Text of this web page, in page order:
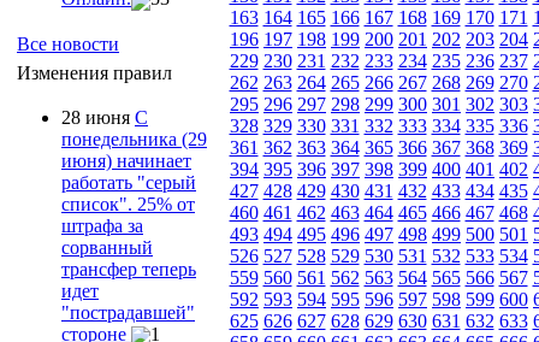
Все новости
Изменения правил
28 июня С
понедельника (29
июня) начинает
работать "серый
список". 25% от
штрафа за
сорванный
трансфер теперь
идет
"пострадавшей"
стороне
1
163 164 165 166 167 168 169 170 171
196 197 198 199 200 201 202 203 204
229 230 231 232 233 234 235 236 237
262 263 264 265 266 267 268 269 270
295 296 297 298 299 300 301 302 303
328 329 330 331 332 333 334 335 336
361 362 363 364 365 366 367 368 369
394 395 396 397 398 399 400 401 402
427 428 429 430 431 432 433 434 435
460 461 462 463 464 465 466 467 468
493 494 495 496 497 498 499 500 501
526 527 528 529 530 531 532 533 534
559 560 561 562 563 564 565 566 567
592 593 594 595 596 597 598 599 600
625 626 627 628 629 630 631 632 633